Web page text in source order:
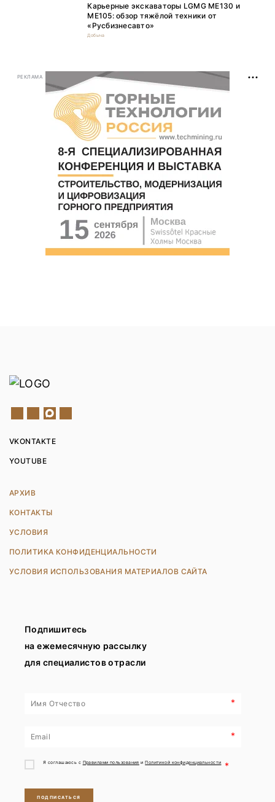
Карьерные экскаваторы LGMG ME130 и
ME105: обзор тяжёлой техники от
«Русбизнесавто»
Добыча
РЕКЛАМА
VKONTAKTE
YOUTUBE
АРХИВ
КОНТАКТЫ
УСЛОВИЯ
ПОЛИТИКА КОНФИДЕНЦИАЛЬНОСТИ
УСЛОВИЯ ИСПОЛЬЗОВАНИЯ МАТЕРИАЛОВ САЙТА
Подпишитесь
на ежемесячную рассылку
для специалистов отрасли
*
*
Я соглашаюсь с Правилами пользования иПолитикой конфиденциальности *
ПОДПИСАТЬСЯ